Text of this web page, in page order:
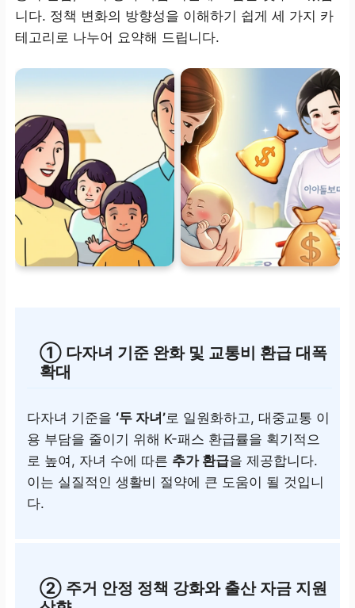
니다. 정책 변화의 방향성을 이해하기 쉽게 세 가지 카
테고리로 나누어 요약해 드립니다.
① 다자녀 기준 완화 및 교통비 환급 대폭
확대
다자녀 기준을 ‘두 자녀’로 일원화하고, 대중교통 이
용 부담을 줄이기 위해 K-패스 환급률을 획기적으
로 높여, 자녀 수에 따른 추가 환급을 제공합니다.
이는 실질적인 생활비 절약에 큰 도움이 될 것입니
다.
② 주거 안정 정책 강화와 출산 자금 지원